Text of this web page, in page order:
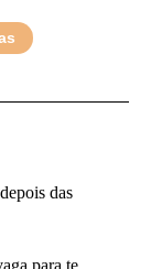
das
para te